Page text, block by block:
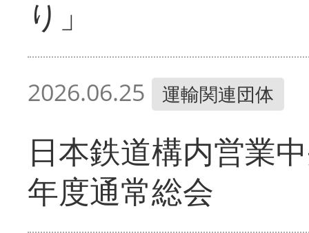
り」
2026.06.25 運輸関連団体
日本鉄道構内営業
年度通常総会